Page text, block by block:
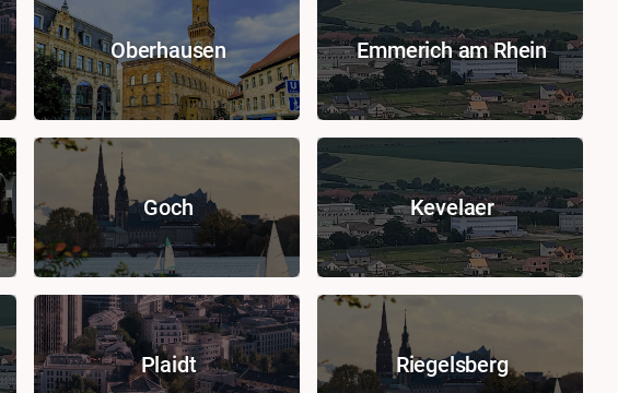
Oberhausen Emmerich am Rhein
Goch Kevelaer
Plaidt Riegelsberg